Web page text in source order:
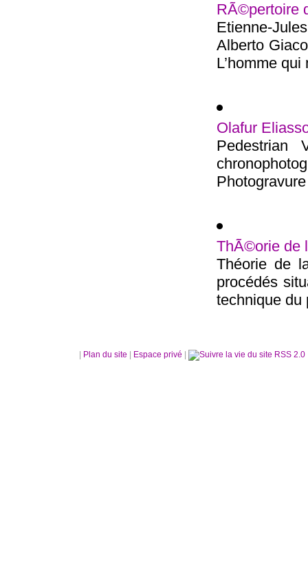
RÃ©pertoire
Etienne-
Alberto
L’homme
Olafur
Pedestrian
ThÃ©orie de
Théorie de
procédés
technique du
Plan du site Espace privé RSS 2.0